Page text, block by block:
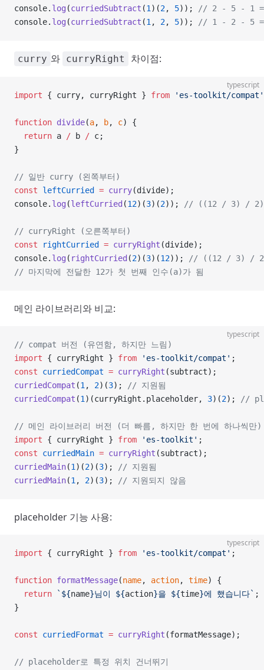
console. log (curriedSubtract (1 )(2, 5));
// 2 - 5 - 1
console. log (curriedSubtract (1 , 2, 5)); // 1 - 2 - 5
curry 와 curryRight 차이점:
typescript
import { curry, curryRight } from 'es-toolkit/compat'
function divide(a, b, c) {
  return
a / b / c;
}
// 일반 curry (왼쪽부터)
const leftCurried = curry(divide);
console. log (leftCurried (12)(3)(2)); // ((12 / 3) / 2)
// curryRight (오른쪽부터)
const rightCurried = curryRight (divide);
console. log ( rightCurried (2)(3)(12));
// ((12 / 3) /
// 마지막에 전달한 12가 첫 번째 인수(a)가 됨
메인 라이브러리와 비교:
typescript
// compat 버전 (유연함, 하지만 느림)
import { curryRight } from 'es-toolkit/compat' ;
const curriedCompat = curryRight (subtract);
curriedCompat (1 , 2)(3);
// 지원됨
curriedCompat (1 )(curryRight.placeholder, 3)(2); //
// 메인 라이브러리 버전 (더 빠름, 하지만 한 번에 하나씩만)
import { curryRight } from 'es-toolkit' ;
const curriedMain = curryRight (subtract);
curriedMain(1 )(2)(3);
// 지원됨
curriedMain(1 , 2)(3); // 지원되지 않음
placeholder 기능 사용:
typescript
import { curryRight } from 'es-toolkit/compat' ;
function formatMessage(name, action, time) {
  return
`${name}님이 ${action}을 ${time}에 했습니다` ;
}
const curriedFormat = curryRight (formatMessage);
// placeholder로 특정 위치 건너뛰기